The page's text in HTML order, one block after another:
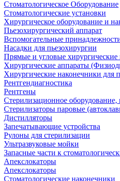
Стоматологическое Оборудование
Стоматологические установки
Хирургическое оборудование и
Пьезохирургический аппарат
Вспомогательные
Насадки для пьезохирургии
Прямые и угловые хирургические
Хирургические аппараты
Хирургические наконечники для
Рентгендиагностика
Рентгены
Стерилизационное оборудование,
Стерилизаторы паровые
Дистилляторы
Запечатывающие устройства
Рулоны для стерилизации
Ультразвуковые мойки
Запасные части к
Апекслокаторы
Апекслокаторы
Стоматологические наконечники